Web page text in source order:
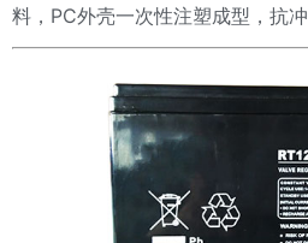
料，PC外壳一次性注塑成型，抗冲